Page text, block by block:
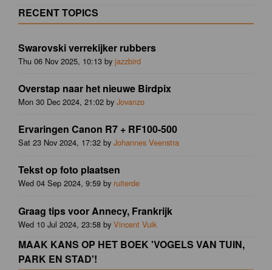
RECENT TOPICS
Swarovski verrekijker rubbers
Thu 06 Nov 2025, 10:13 by jazzbird
Overstap naar het nieuwe Birdpix
Mon 30 Dec 2024, 21:02 by Jovanzo
Ervaringen Canon R7 + RF100-500
Sat 23 Nov 2024, 17:32 by Johannes Veenstra
Tekst op foto plaatsen
Wed 04 Sep 2024, 9:59 by ruiterde
Graag tips voor Annecy, Frankrijk
Wed 10 Jul 2024, 23:58 by Vincent Vuik
MAAK KANS OP HET BOEK 'VOGELS VAN TUIN,
PARK EN STAD'!